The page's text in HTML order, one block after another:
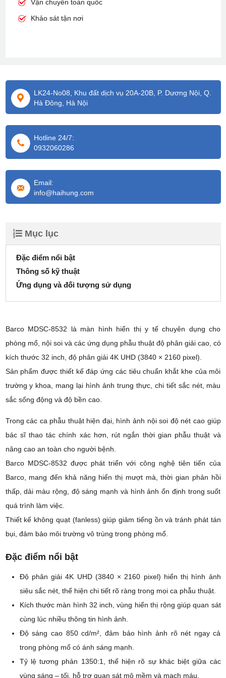
Vận chuyển toàn quốc
Khảo sát tận nơi
LK24-No08, Khu đất dịch vụ 20A-20B, P. Dương Nội, Q.
Hà Đông, Hà Nội
Hotline 24/7:
0932060286
Email:
info@haihung.com
Mục lục
Đặc điểm nổi bật
Thông số kỹ thuật
Ứng dụng và đối tượng sử dụng
Barco MDSC-8532 là màn hình hiển thị y tế chuyên dụng cho
phòng mổ, nội soi và các ứng dụng phẫu thuật độ phân giải cao, có
kích thước 32 inch, độ phân giải 4K UHD (3840 × 2160 pixel).
Sản phẩm được thiết kế đáp ứng các tiêu chuẩn khắt khe của môi
trường y khoa, mang lại hình ảnh trung thực, chi tiết sắc nét, màu
sắc sống động và độ bền cao.
Trong các ca phẫu thuật hiện đại, hình ảnh nội soi độ nét cao giúp
bác sĩ thao tác chính xác hơn, rút ngắn thời gian phẫu thuật và
nâng cao an toàn cho người bệnh.
Barco MDSC-8532 được phát triển với công nghệ tiên tiến của
Barco, mang đến khả năng hiển thị mượt mà, thời gian phản hồi
thấp, dải màu rộng, độ sáng mạnh và hình ảnh ổn định trong suốt
quá trình làm việc.
Thiết kế không quạt (fanless) giúp giảm tiếng ồn và tránh phát tán
bụi, đảm bảo môi trường vô trùng trong phòng mổ.
Đặc điểm nổi bật
Độ phân giải 4K UHD (3840 × 2160 pixel) hiển thị hình ảnh
siêu sắc nét, thể hiện chi tiết rõ ràng trong mọi ca phẫu thuật.
Kích thước màn hình 32 inch, vùng hiển thị rộng giúp quan sát
cùng lúc nhiều thông tin hình ảnh.
Độ sáng cao 850 cd/m², đảm bảo hình ảnh rõ nét ngay cả
trong phòng mổ có ánh sáng mạnh.
Tỷ lệ tương phản 1350:1, thể hiện rõ sự khác biệt giữa các
vùng sáng – tối, hỗ trợ quan sát mô mềm và mạch máu.